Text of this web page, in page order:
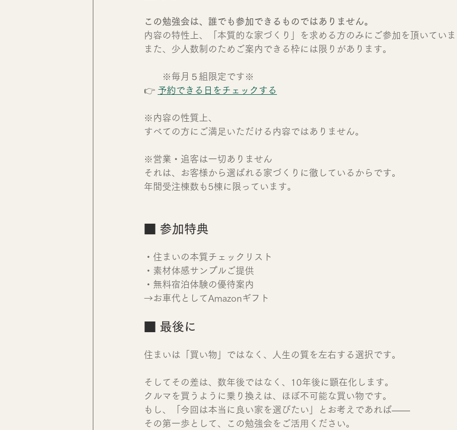
この勉強会は、誰でも参加できるものではありません。
内容の特性上、「本質的な家づくり」を求める方のみにご参加を頂いてい
また、少人数制のためご案内できる枠には限りがあります。
※毎月５組限定です※
👉 予約できる日をチェックする
※内容の性質上、
すべての方にご満足いただける内容ではありません。
※営業・追客は一切ありません
それは、お客様から選ばれる家づくりに徹しているからです。
年間受注棟数も5棟に限っています。
■ 参加特典
・住まいの本質チェックリスト
・素材体感サンプルご提供
・無料宿泊体験の優待案内
→お車代としてAmazonギフト
■ 最後に
住まいは「買い物」ではなく、人生の質を左右する選択です。
そしてその差は、数年後ではなく、10年後に顕在化します。
クルマを買うように乗り換えは、ほぼ不可能な買い物です。
もし、「今回は本当に良い家を選びたい」とお考えであれば――
その第一歩として、この勉強会をご活用ください。